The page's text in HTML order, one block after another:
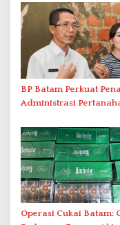
Tatap Muka
BP Batam Perkuat
Administrasi
Operasi Cukai Batam: